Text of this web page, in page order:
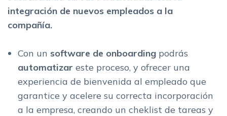
integración de nuevos empleados a la
compañía.
Con un software de onboarding podrás
automatizar este proceso, y ofrecer una
experiencia de bienvenida al empleado que
garantice y acelere su correcta incorporación
a la empresa, creando un cheklist de tareas y